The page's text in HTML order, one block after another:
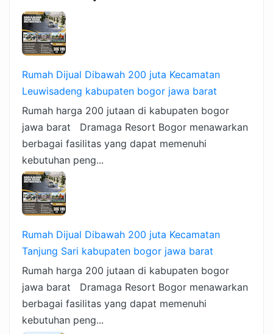
Rumah Dijual Dibawah 200 juta Kecamatan
Leuwisadeng kabupaten bogor jawa barat
Rumah harga 200 jutaan di kabupaten bogor
jawa barat Dramaga Resort Bogor menawarkan
berbagai fasilitas yang dapat memenuhi
kebutuhan peng...
Rumah Dijual Dibawah 200 juta Kecamatan
Tanjung Sari kabupaten bogor jawa barat
Rumah harga 200 jutaan di kabupaten bogor
jawa barat Dramaga Resort Bogor menawarkan
berbagai fasilitas yang dapat memenuhi
kebutuhan peng...